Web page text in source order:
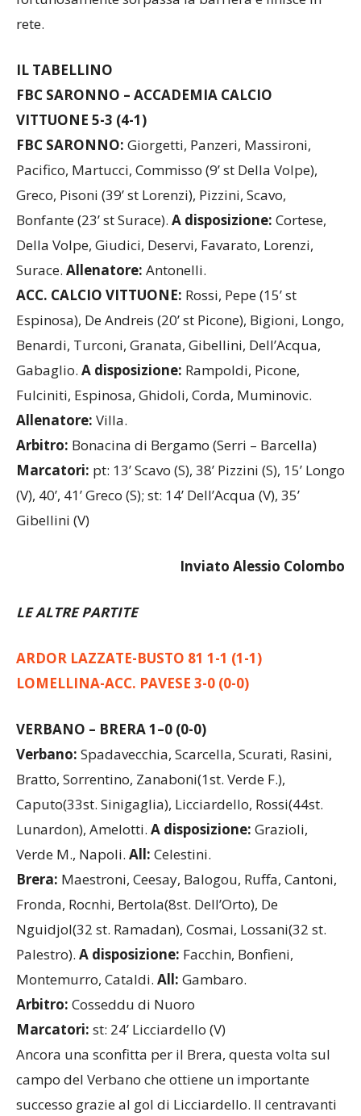
rete.
IL TABELLINO
FBC SARONNO – ACCADEMIA CALCIO
VITTUONE 5-3 (4-1)
FBC SARONNO: Giorgetti, Panzeri, Massironi,
Pacifico, Martucci, Commisso (9’ st Della Volpe),
Greco, Pisoni (39’ st Lorenzi), Pizzini, Scavo,
Bonfante (23’ st Surace). A disposizione: Cortese,
Della Volpe, Giudici, Deservi, Favarato, Lorenzi,
Surace. Allenatore: Antonelli.
ACC. CALCIO VITTUONE: Rossi, Pepe (15’ st
Espinosa), De Andreis (20’ st Picone), Bigioni, Longo,
Benardi, Turconi, Granata, Gibellini, Dell’Acqua,
Gabaglio. A disposizione: Rampoldi, Picone,
Fulciniti, Espinosa, Ghidoli, Corda, Muminovic.
Allenatore: Villa.
Arbitro: Bonacina di Bergamo (Serri – Barcella)
Marcatori: pt: 13’Scavo (S), 38’ Pizzini (S), 15’ Longo
(V), 40’, 41’ Greco (S); st: 14’ Dell’Acqua (V), 35’
Gibellini (V)
Inviato Alessio Colombo
LE ALTRE PARTITE
ARDOR LAZZATE-BUSTO 81 1-1 (1-1)
LOMELLINA-ACC. PAVESE 3-0 (0-0)
VERBANO – BRERA1–0 (0-0)
Verbano: Spadavecchia, Scarcella, Scurati, Rasini,
Bratto, Sorrentino, Zanaboni(1st. Verde F.),
Caputo(33st. Sinigaglia), Licciardello, Rossi(44st.
Lunardon), Amelotti. A disposizione: Grazioli,
Verde M., Napoli. All: Celestini.
Brera: Maestroni, Ceesay, Balogou, Ruffa, Cantoni,
Fronda, Rocnhi, Bertola(8st. Dell’Orto), De
Nguidjol(32 st. Ramadan), Cosmai, Lossani(32 st.
Palestro). A disposizione: Facchin, Bonfieni,
Montemurro, Cataldi. All: Gambaro.
Arbitro: Cosseddu di Nuoro
Marcatori: st: 24’ Licciardello (V)
Ancora una sconfitta per il Brera, questa volta sul
campo del Verbano che ottiene un importante
successo grazie al gol di Licciardello. Il centravanti